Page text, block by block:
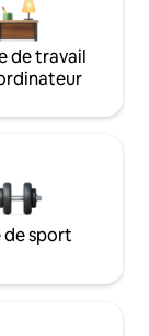
de travail
de sport